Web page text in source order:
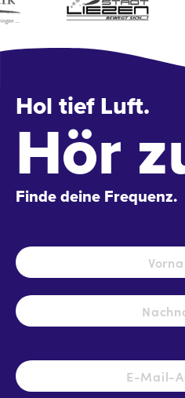
Hol tief Luft.
Hör
Finde deine Frequenz.
Name *
E-
Mail-